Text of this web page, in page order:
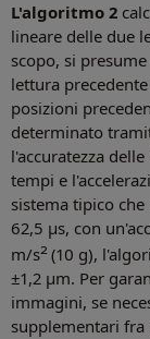
L'algoritmo 2
lineare delle due
scopo, si
lettura
posizioni
determinato
l'accuratezza
tempi e
sistema tipico
62,5 μs, con
m/s2(10 g),
±1,2 μm. Per
immagini, se
supplementari fra